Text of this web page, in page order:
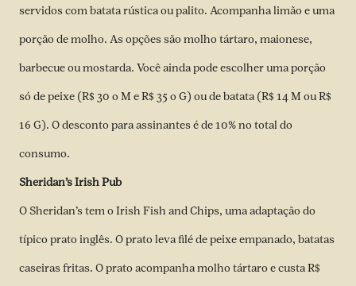
servidos com batata rústica ou palito. Acompanha limão e uma
porção de molho. As opções são molho tártaro, maionese,
barbecue ou mostarda. Você ainda pode escolher uma porção
só de peixe (R$ 30 o M e R$ 35 o G) ou de batata (R$ 14 M ou R$
16 G). O desconto para assinantes é de 10% no total do
consumo.
Sheridan’s Irish Pub
O Sheridan’s tem o Irish Fish and Chips, uma adaptação do
típico prato inglês. O prato leva filé de peixe empanado, batatas
caseiras fritas. O prato acompanha molho tártaro e custa R$